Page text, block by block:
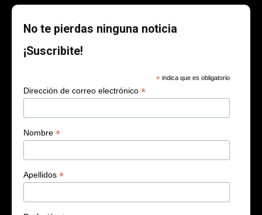
No te pierdas ninguna noticia
¡Suscribite!
* indica que es obligatorio
Dirección de correo electrónico *
Nombre *
Apellidos *